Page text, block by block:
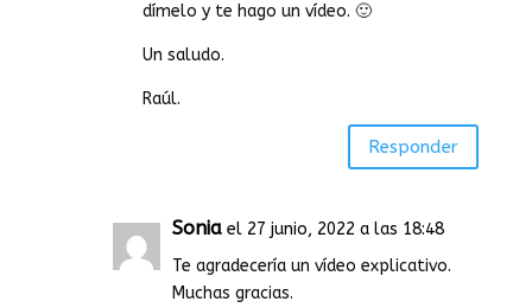
dímelo y te hago un vídeo. 🙂
Un saludo.
Raúl.
Responder
Sonia el 27 junio, 2022 a las 18:48
Te agradecería un vídeo explicativo.
Muchas gracias.